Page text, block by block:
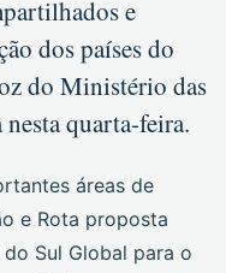
e
dos países do
do Ministério das
quarta-feira.
áreas de
e Rota proposta
Sul Global para o